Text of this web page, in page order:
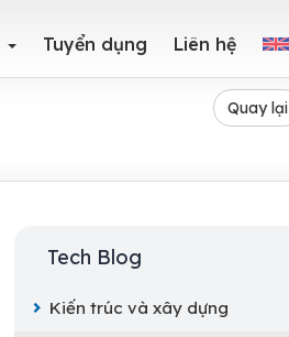
Tuyển dụng Liên hệ
Quay lại
Tech Blog
Kiến trúc và xây dựng